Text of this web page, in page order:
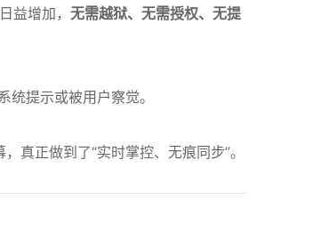
益增加， 无需越狱、无需授权、无提
提示或被用户察觉。
真正做到了“实时掌控、无痕同步”。